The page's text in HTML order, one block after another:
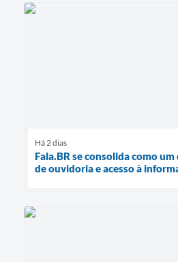
Há 2 dias
Fala.BR se consolida como
de ouvidoria e acesso à